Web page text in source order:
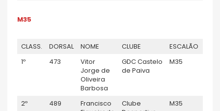
M35
CLASS. DORSAL NOME CLUBE ESCALÃO
1º
473
Vitor
Jorge de
Oliveira
Barbosa
GDC Castelo
de Paiva
M35
2º 489
Francisco
Clube
M35